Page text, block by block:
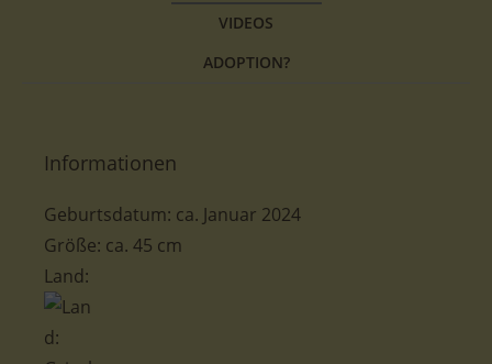
VIDEOS
ADOPTION?
Informationen
Geburtsdatum: ca. Januar 2024
Größe: ca. 45 cm
Land: